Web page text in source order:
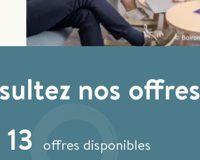
nos offres
13 offres disponibles